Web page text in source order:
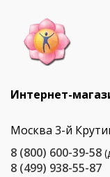
Интернет-
Москва 3-й
8 (800) 600-39-58
8 (499) 938-55-87